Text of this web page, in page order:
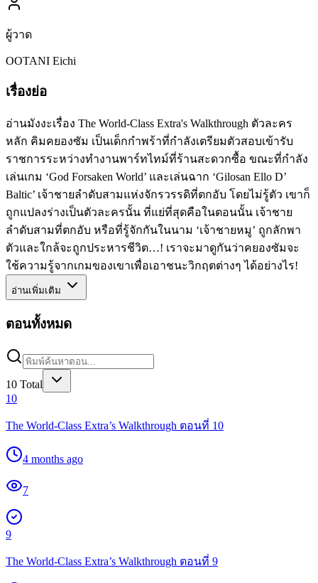
ผู้วาด
OOTANI Eichi
เรื่องย่อ
อ่านมังงะเรื่อง The World-Class Extra's Walkthrough ตัวละคร
หลัก คิมคยองซัม เป็นเด็กกำพร้าที่กำลังเตรียมตัวสอบเข้ารับ
ราชการระหว่างทำงานพาร์ทไทม์ที่ร้านสะดวกซื้อ ขณะที่กำลัง
เล่นเกม ‘God Forsaken World’ และเล่นฉาก ‘Gilosan Ello D’
Baltic’ เจ้าชายลำดับสามแห่งจักรวรรดิที่ตกอับ โดยไม่รู้ตัว เขาก็
ถูกแปลงร่างเป็นตัวละครนั้น ที่แย่ที่สุดคือในตอนนั้น เจ้าชาย
ลำดับสามที่ตกอับ หรือที่รู้จักกันในนาม ‘เจ้าชายหมู’ ถูกลักพา
ตัวและใกล้จะถูกประหารชีวิต…! เราจะมาดูกันว่าคยองซัมจะ
ใช้ความรู้จากเกมของเขาเพื่อเอาชนะวิกฤตต่างๆ ได้อย่างไร!
อ่านเพิ่มเติม
ตอนทั้งหมด
10 Total
10
The World-Class Extra’s Walkthrough ตอนที่ 10
4 months ago
7
9
The World-Class Extra’s Walkthrough ตอนที่ 9